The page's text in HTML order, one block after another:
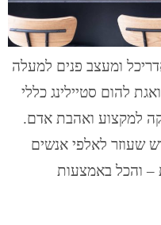
ומעצב פנים למעלה
להום סטיילינג כללי
למקצוע ואהבת אדם.
שעוזר לאלפי אנשים
– והכל באמצעות